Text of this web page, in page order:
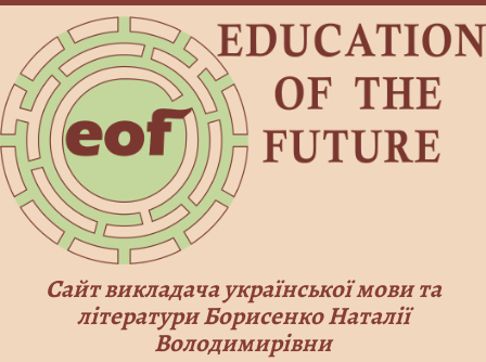
Сайт викладача української мови та
літератури Борисенко Наталії
Володимирівни